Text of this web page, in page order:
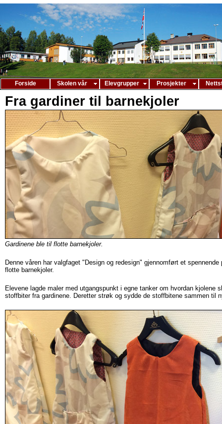
Forside Skolen vår Elevgrupper Prosjekter
Fra gardiner til barnekjoler
Gardinene ble til flotte barnekjoler.
Denne våren har valgfaget "Design og redesign" gjennomført et
flotte barnekjoler.
Elevene lagde maler med utgangspunkt i egne tanker om hvordan kjolene
stoffbiter fra gardinene. Deretter strøk og sydde de stoffbitene sammen til